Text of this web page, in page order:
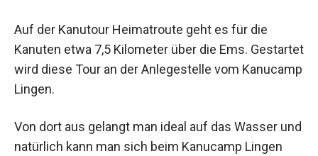
Auf der Kanutour Heimatroute geht es für die
Kanuten etwa 7,5 Kilometer über die Ems. Gestartet
wird diese Tour an der Anlegestelle vom Kanucamp
Lingen.
Von dort aus gelangt man ideal auf das Wasser und
natürlich kann man sich beim Kanucamp Lingen